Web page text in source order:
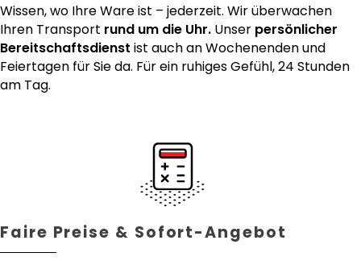
Wissen, wo Ihre Ware ist – jederzeit. Wir überwachen
Ihren Transport rund um die Uhr. Unser persönlicher
Bereitschaftsdienst ist auch an Wochenenden und
Feiertagen für Sie da. Für ein ruhiges Gefühl, 24 Stunden
am Tag.
Faire Preise & Sofort-Angebot